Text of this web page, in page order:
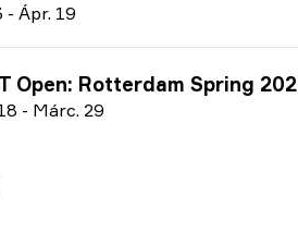
- Ápr. 19
Open: Rotterdam Spring
- Márc. 29